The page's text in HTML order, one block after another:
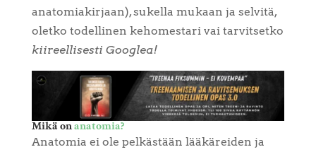
anatomiakirjaan), sukella mukaan ja selvitä,
oletko todellinen kehomestari vai tarvitsetko
kiireellisesti Googlea!
Mikä onanatomia?
Anatomia ei ole pelkästään lääkäreiden ja